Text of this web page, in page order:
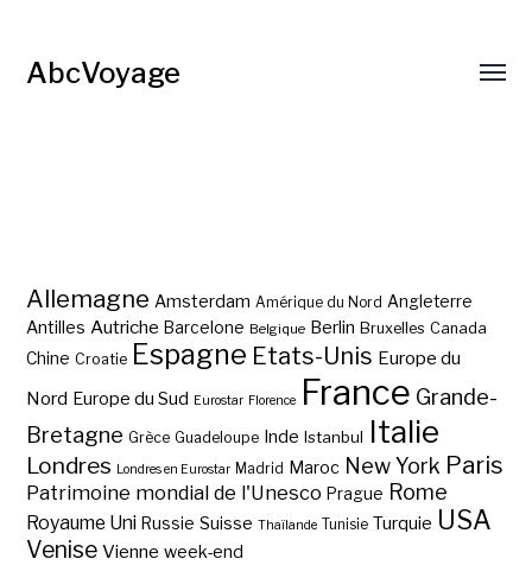
AbcVoyage
Allemagne Amsterdam Amérique du Nord Angleterre
Antilles Autriche Barcelone Belgique Berlin Bruxelles Canada
Chine Croatie Espagne Etats-Unis Europe du
Nord Europe du Sud Eurostar Florence France Grande-
Bretagne Grèce Guadeloupe Inde Istanbul Italie
Londres Londres en Eurostar Madrid Maroc New York Paris
Patrimoine mondial de l'Unesco Prague Rome
Royaume Uni Russie Suisse Thaïlande Tunisie Turquie USA
Venise Vienne week-end